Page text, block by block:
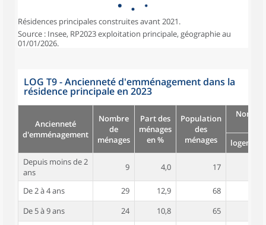
Résidences principales construites avant 2021.
Source : Insee, RP2023 exploitation principale, géographie au
01/01/2026.
LOG T9 - Ancienneté d'emménagement dans la
résidence principale en 2023
Ancienneté
d'emménagement
Nombre
de
ménages
Part des
ménages
en %
Population
des
ménages
logement
Depuis moins de 2
ans
9 4,0 17
De 2 à 4 ans 29 12,9 68
De 5 à 9 ans
24 10,8 65